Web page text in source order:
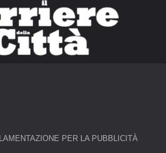
PER LA PUBBLICITÀ